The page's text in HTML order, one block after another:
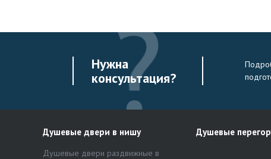
Нужна
консультация?
Душевые двери в нишу
Душевые двери раздвижные в
Душевые